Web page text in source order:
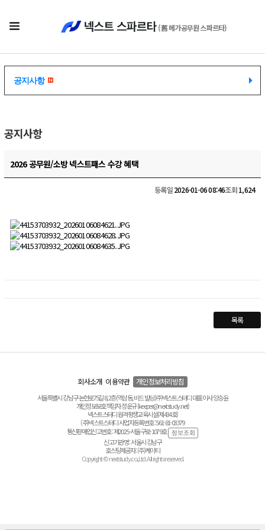
(舊 메가공무원 스파르타)
공지사항
공지사항
공지사항
2026 공무원/소방 넥스트패스 수강 혜택
등록일2026-01-06 08:46조회1,624
목록
회사소개 이용약관 개인정보처리방침
서울특별시 강남구 논현로75길 8, 2층(역삼동, 비드 빌딩) ㈜넥스트스터디 대표이사 양승윤
개인정보보호책임자 정운규 (keeper@nextstudy.net)
넥스트스터디 원격평생교육시설(제434호)
(주)넥스트스터디 사업자등록번호 : 561-81-03379
통신판매업신고번호 : 제2025-서울구로-1079호
신고기관명 : 서울시 강남구
호스팅제공자 : (주)케이티
Copyright © nextstudy.co.,Ltd. All rights reserved.